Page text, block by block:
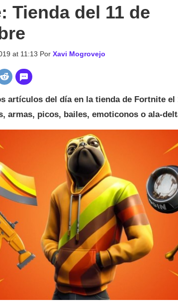
Tienda del 11 de
at 11:13 Por Xavi Mogrovejo
artículos del día en la tienda de Fortnite el
armas, picos, bailes, emoticonos o ala-